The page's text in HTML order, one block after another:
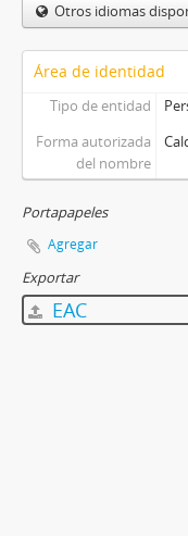
Otros idiomas
Área de identidad
Tipo de entidad
Forma autorizada
del nombre
Portapapeles
Agregar
Exportar
EAC